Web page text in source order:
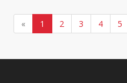
« 1 2 3 4 5